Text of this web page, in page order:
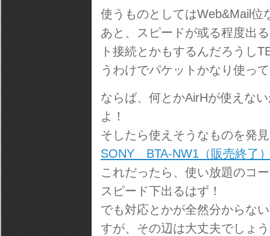
使うものとしてはWeb&Mail位
あと、スピードが或る程度出
ト接続とかもするんだろうし
うわけでパケットかなり使っ
ならば、何とかAirHが使えな
よ！
そしたら使えそうなものを発
SONY BTA-NW1（販売終了
これだったら、使い放題のコ
スピード下出るはず！
でも対応とかが全然分からな
すが、その辺は大丈夫でしょ